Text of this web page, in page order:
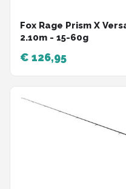
Fox Rage Prism X
2.10m - 15-60g
€ 126,95